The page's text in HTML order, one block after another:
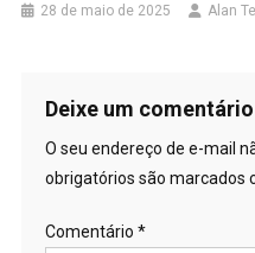
28 de maio de 2025 Alan
Deixe um comentário
O seu endereço de e-mail
obrigatórios são marcados
Comentário *